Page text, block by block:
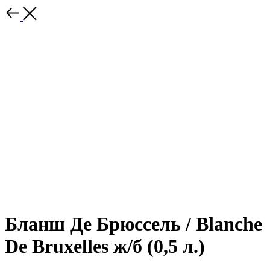
Бланш Де Брюссель / Blanche
De Bruxelles ж/б (0,5 л.)